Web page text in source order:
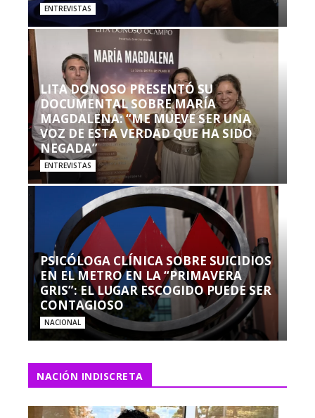
ENTREVISTAS
LITA DONOSO PRESENTÓ SU
DOCUMENTAL SOBRE MARÍA
MAGDALENA: “ME MUEVE SER UNA
VOZ DE ESTA VERDAD QUE HA SIDO
NEGADA”
ENTREVISTAS
PSICÓLOGA CLÍNICA SOBRE SUICIDIOS
EN EL METRO EN LA “PRIMAVERA
GRIS”: EL LUGAR ESCOGIDO PUEDE SER
CONTAGIOSO
NACIONAL
NACIÓN INDISCRETA